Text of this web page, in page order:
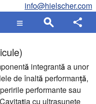
info@hielscher.com
integrantă a unor
de înaltă performanță,
performante sau
cu ultrasunete